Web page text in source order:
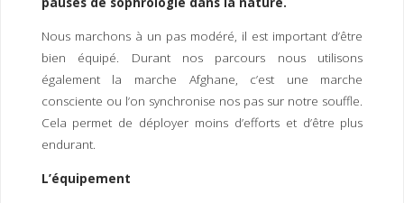
Nous marchons à un pas modéré, il est important d’être
bien équipé. Durant nos parcours nous utilisons
également la marche Afghane, c’est une marche
consciente ou l’on synchronise nos pas sur notre souffle.
Cela permet de déployer moins d’efforts et d’être plus
endurant.
L’équipement